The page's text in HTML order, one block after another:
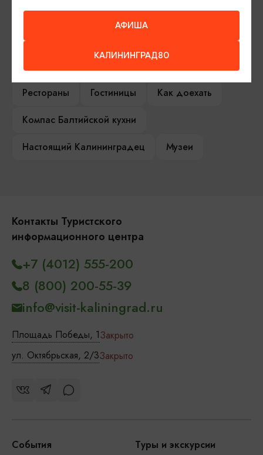
Сувениры
Гостевая книга
Гиды и экскурсоводы
Достопримечательности
Рестораны
Гостиницы
Как доехать
Компас Балтийской кухни
Настоящий Калининградец
Музеи
Контакты Туристского
информационного центра
Площадь Победы, 1Закрыто
ул. Октябрьская, 2/3Закрыто
+7 (4012) 555-200
8 (800) 200-55-39
info@visit-kaliningrad.ru
События
Туры и экскурсии
АФИША
КАЛИНИНГРАД80